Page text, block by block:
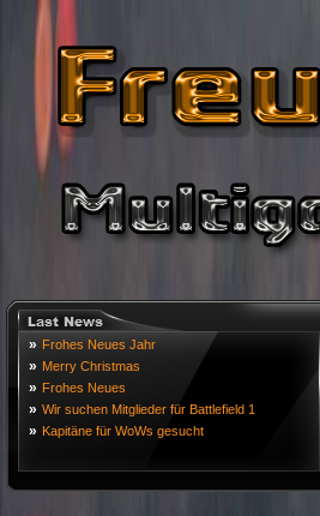
» Frohes Neues Jahr
» Merry Christmas
» Frohes Neues
» Wir suchen Mitglieder für Battlefield 1
» Kapitäne für WoWs gesucht